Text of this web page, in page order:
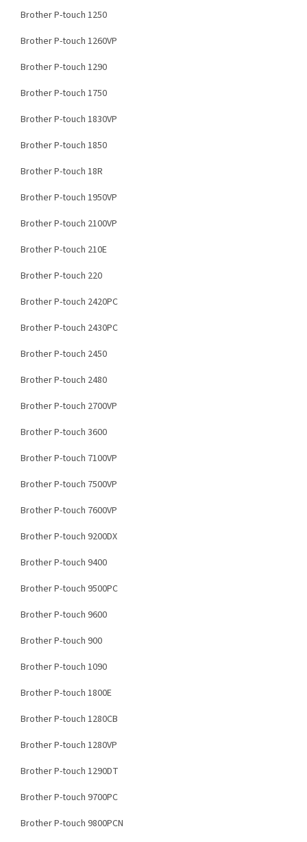
Brother P-touch 1250
Brother P-touch 1260VP
Brother P-touch 1290
Brother P-touch 1750
Brother P-touch 1830VP
Brother P-touch 1850
Brother P-touch 18R
Brother P-touch 1950VP
Brother P-touch 2100VP
Brother P-touch 210E
Brother P-touch 220
Brother P-touch 2420PC
Brother P-touch 2430PC
Brother P-touch 2450
Brother P-touch 2480
Brother P-touch 2700VP
Brother P-touch 3600
Brother P-touch 7100VP
Brother P-touch 7500VP
Brother P-touch 7600VP
Brother P-touch 9200DX
Brother P-touch 9400
Brother P-touch 9500PC
Brother P-touch 9600
Brother P-touch 900
Brother P-touch 1090
Brother P-touch 1800E
Brother P-touch 1280CB
Brother P-touch 1280VP
Brother P-touch 1290DT
Brother P-touch 9700PC
Brother P-touch 9800PCN